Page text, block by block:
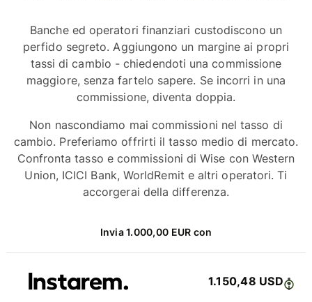
Banche ed operatori finanziari custodiscono un
perfido segreto. Aggiungono un margine ai propri
tassi di cambio - chiedendoti una commissione
maggiore, senza fartelo sapere. Se incorri in una
commissione, diventa doppia.
Non nascondiamo mai commissioni nel tasso di
cambio. Preferiamo offrirti il tasso medio di mercato.
Confronta tasso e commissioni di Wise con Western
Union, ICICI Bank, WorldRemit e altri operatori. Ti
accorgerai della differenza.
Invia 1.000,00 EUR con
1.150,48 USD